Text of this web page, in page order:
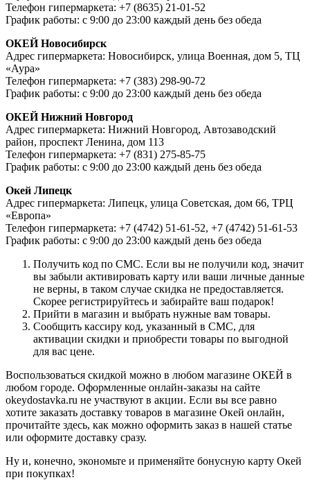
Телефон гипермаркета: +7 (8635) 21-01-52
График работы: с 9:00 до 23:00 каждый день без обеда
ОКЕЙ Новосибирск
Адрес гипермаркета: Новосибирск, улица Военная, дом 5, ТЦ
«Аура»
Телефон гипермаркета: +7 (383) 298-90-72
График работы: с 9:00 до 23:00 каждый день без обеда
ОКЕЙ Нижний Новгород
Адрес гипермаркета: Нижний Новгород, Автозаводский
район, проспект Ленина, дом 113
Телефон гипермаркета: +7 (831) 275-85-75
График работы: с 9:00 до 23:00 каждый день без обеда
Окей Липецк
Адрес гипермаркета: Липецк, улица Советская, дом 66, ТРЦ
«Европа»
Телефон гипермаркета: +7 (4742) 51-61-52, +7 (4742) 51-61-53
График работы: с 9:00 до 23:00 каждый день без обеда
Получить код по СМС. Если вы не получили код, значит
вы забыли активировать карту или ваши личные данные
не верны, в таком случае скидка не предоставляется.
Скорее регистрируйтесь и забирайте ваш подарок!
Прийти в магазин и выбрать нужные вам товары.
Сообщить кассиру код, указанный в СМС, для
активации скидки и приобрести товары по выгодной
для вас цене.
Воспользоваться скидкой можно в любом магазине ОКЕЙ в
любом городе. Оформленные онлайн-заказы на сайте
okeydostavka.ru не участвуют в акции. Если вы все равно
хотите заказать доставку товаров в магазине Окей онлайн,
прочитайте здесь, как можно оформить заказ в нашей статье
или оформите доставку сразу.
Ну и, конечно, экономьте и применяйте бонусную карту Окей
при покупках!